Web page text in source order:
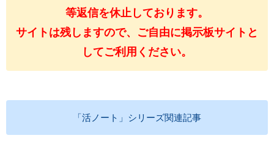
等返信を休止しております。
サイトは残しますので、ご自由に掲示板サイトと
してご利用ください。
「活ノート」シリーズ関連記事